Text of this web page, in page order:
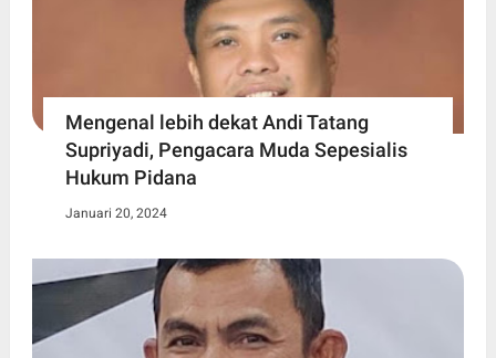
Mengenal lebih dekat Andi Tatang
Supriyadi, Pengacara Muda Sepesialis
Hukum Pidana
Januari 20, 2024